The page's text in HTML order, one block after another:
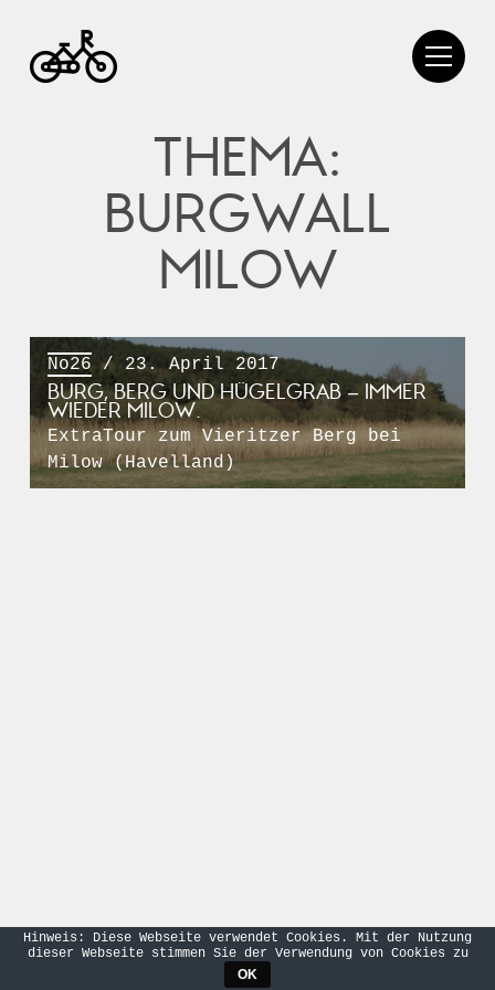
THEMA:
BURGWALL
MILOW
No26/ 23. April 2017
BURG, BERG UND HÜGELGRAB – IMMER
WIEDER MILOW.
ExtraTour zum Vieritzer Berg bei
Milow (Havelland)
Hinweis: Diese Webseite verwendet Cookies. Mit der Nutzung
dieser Webseite stimmen Sie der Verwendung von Cookies zu
OK